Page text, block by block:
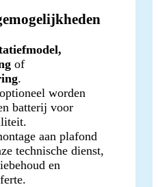
of
.
worden
batterij voor
aan plafond
technische dienst,
en